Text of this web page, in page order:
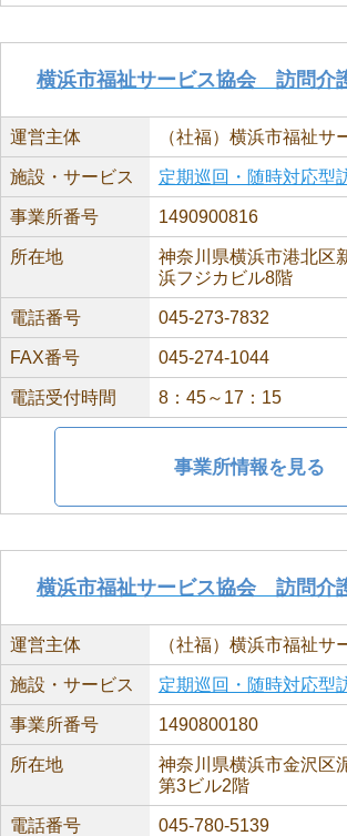
横浜市福祉サービス協会 訪問介
運営主体 （社福）横浜市福祉サ
施設・サービス 定期巡回・随時対応型
事業所番号 1490900816
所在地
神奈川県横浜市港北
浜フジカビル8階
電話番号 045-273-7832
FAX番号 045-274-1044
電話受付時間 8：45～17：15
事業所情報を見る
横浜市福祉サービス協会 訪問介
運営主体 （社福）横浜市福祉サ
施設・サービス 定期巡回・随時対応型
事業所番号 1490800180
所在地
神奈川県横浜市金沢
第3ビル2階
電話番号 045-780-5139